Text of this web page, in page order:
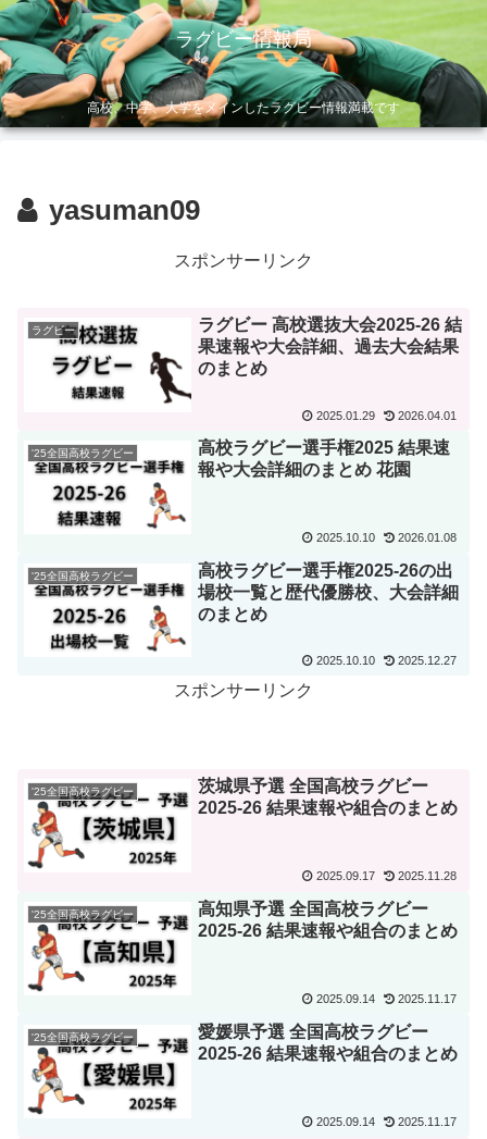
ラグビー情報局
高校、中学、大学をメインしたラグビー情報満載です
yasuman09
スポンサーリンク
ラグビー
ラグビー 高校選抜大会2025-26 結
果速報や大会詳細、過去大会結果
のまとめ
2025.01.29 2026.04.01
'25全国高校ラグビー
高校ラグビー選手権2025 結果速
報や大会詳細のまとめ 花園
2025.10.10 2026.01.08
'25全国高校ラグビー
高校ラグビー選手権2025-26の出
場校一覧と歴代優勝校、大会詳細
のまとめ
2025.10.10 2025.12.27
スポンサーリンク
'25全国高校ラグビー
茨城県予選 全国高校ラグビー
2025-26 結果速報や組合のまとめ
2025.09.17 2025.11.28
'25全国高校ラグビー
高知県予選 全国高校ラグビー
2025-26 結果速報や組合のまとめ
2025.09.14 2025.11.17
'25全国高校ラグビー
愛媛県予選 全国高校ラグビー
2025-26 結果速報や組合のまとめ
2025.09.14 2025.11.17